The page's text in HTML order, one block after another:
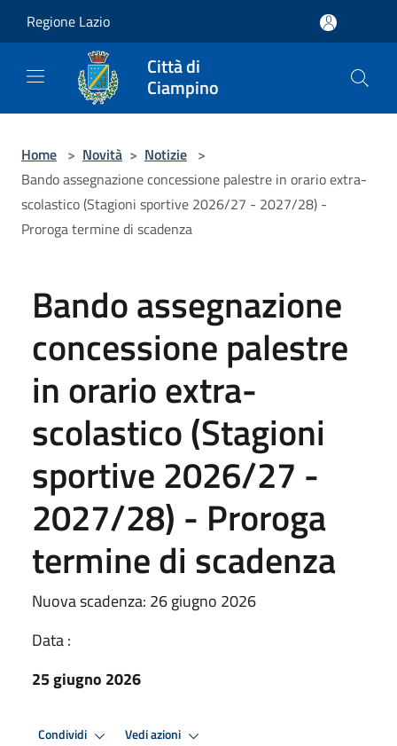
Regione Lazio
Città di
Ciampino
Home > Novità > Notizie >
Bando assegnazione concessione palestre in orario extra-
scolastico (Stagioni sportive 2026/27 - 2027/28) -
Proroga termine di scadenza
Bando assegnazione
concessione palestre
in orario extra-
scolastico (Stagioni
sportive 2026/27 -
2027/28) - Proroga
termine di scadenza
Nuova scadenza: 26 giugno 2026
Data :
25 giugno 2026
Condividi Vedi azioni